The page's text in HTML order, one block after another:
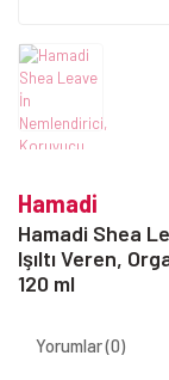
Hamadi
Hamadi Shea
Işıltı Veren,
120 ml
Yorumlar (0)